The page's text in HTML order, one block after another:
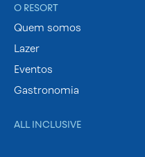
O RESORT
Quem somos
Lazer
Eventos
Gastronomia
ALL INCLUSIVE